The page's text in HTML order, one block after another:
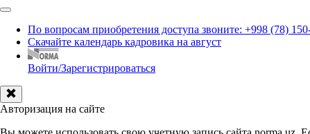
По вопросам приобретения доступа звоните: +998 (78)
Скачайте календарь кадровика на август
Войти/Зарегистрироваться
Авторизация на сайте